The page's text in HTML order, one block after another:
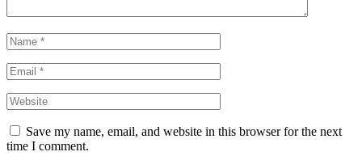
Save my name, email, and website in this browser for the next
time I comment.